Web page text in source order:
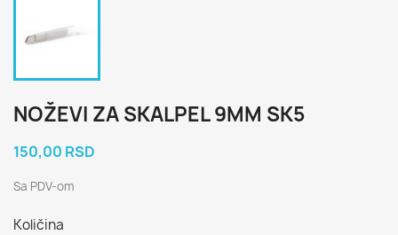
NOŽEVI ZA SKALPEL 9MM SK5
150,00 RSD
Sa PDV-om
Količina